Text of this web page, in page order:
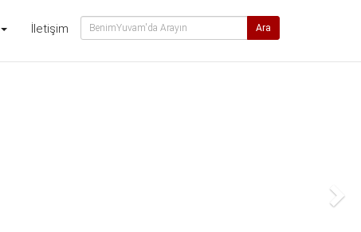
İletişim Ara